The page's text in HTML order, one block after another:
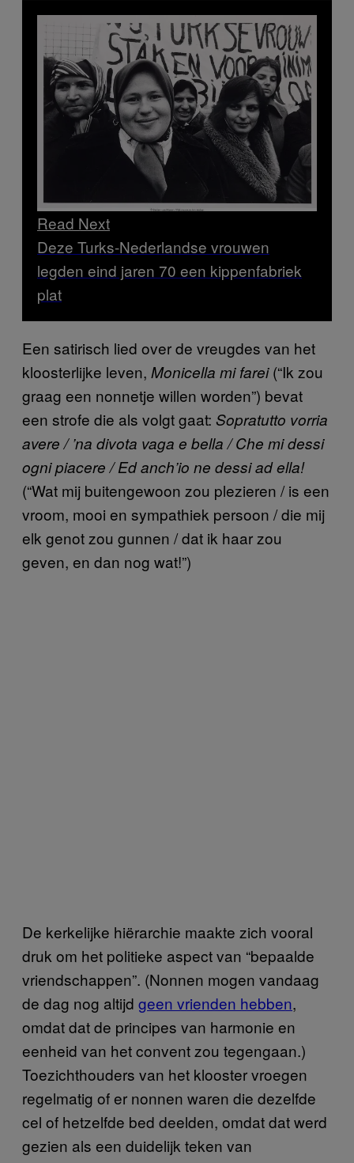
Read Next
Deze Turks-Nederlandse vrouwen
legden eind jaren 70 een kippenfabriek
plat
Een satirisch lied over de vreugdes van het
kloosterlijke leven, Monicella mi farei(“Ik zou
graag een nonnetje willen worden”) bevat
een strofe die als volgt gaat: Sopratutto vorria
avere / ’na divota vaga e bella / Che mi dessi
ogni piacere / Ed anch’io ne dessi ad ella!
(“Wat mij buitengewoon zou plezieren / is een
vroom, mooi en sympathiek persoon / die mij
elk genot zou gunnen / dat ik haar zou
geven, en dan nog wat!”)
De kerkelijke hiërarchie maakte zich vooral
druk om het politieke aspect van “bepaalde
vriendschappen”. (Nonnen mogen vandaag
de dag nog altijd geen vrienden hebben,
omdat dat de principes van harmonie en
eenheid van het convent zou tegengaan.)
Toezichthouders van het klooster vroegen
regelmatig of er nonnen waren die dezelfde
cel of hetzelfde bed deelden, omdat dat werd
gezien als een duidelijk teken van